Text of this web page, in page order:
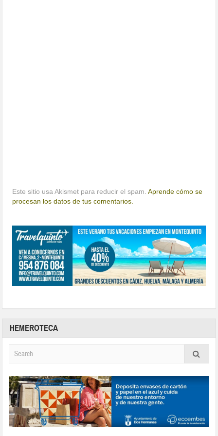
Este sitio usa Akismet para reducir el spam.Aprende cómo se
procesan los datos de tus comentarios.
HEMEROTECA